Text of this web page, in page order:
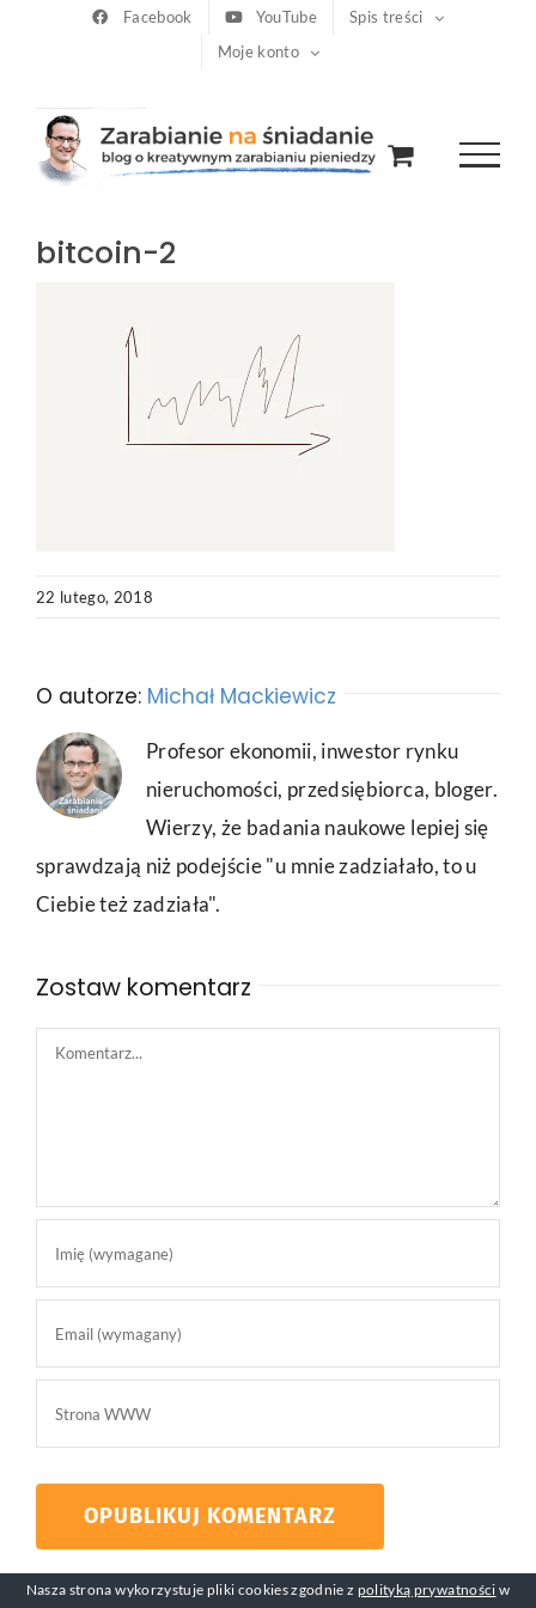
Facebook YouTube
Spis treści
Moje konto
bitcoin-2
22 lutego, 2018
O autorze: Michał Mackiewicz
Profesor ekonomii, inwestor rynku
nieruchomości, przedsiębiorca, bloger.
Wierzy, że badania naukowe lepiej się
sprawdzają niż podejście "u mnie zadziałało, to u
Ciebie też zadziała".
Zostaw komentarz
Comment
Nasza strona wykorzystuje pliki cookies zgodnie z polityką prywatności w